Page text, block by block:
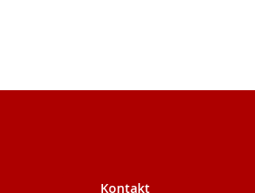
Kontakt